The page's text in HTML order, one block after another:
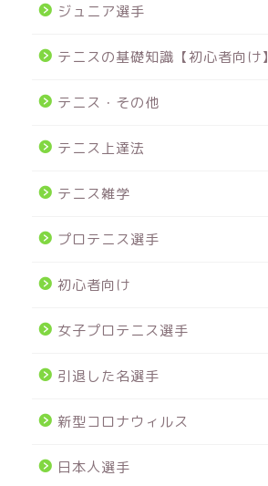
ジュニア選手
テニスの基礎知識【初心者向け】
テニス・その他
テニス上達法
テニス雑学
プロテニス選手
初心者向け
女子プロテニス選手
引退した名選手
新型コロナウィルス
日本人選手